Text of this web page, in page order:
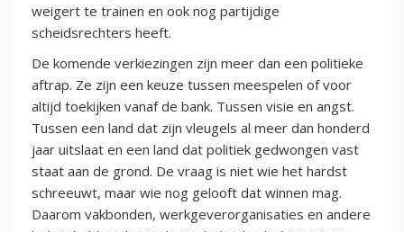
weigert te trainen en ook nog partijdige
scheidsrechters heeft.
De komende verkiezingen zijn meer dan een politieke
aftrap. Ze zijn een keuze tussen meespelen of voor
altijd toekijken vanaf de bank. Tussen visie en angst.
Tussen een land dat zijn vleugels al meer dan honderd
jaar uitslaat en een land dat politiek gedwongen vast
staat aan de grond. De vraag is niet wie het hardst
schreeuwt, maar wie nog gelooft dat winnen mag.
Daarom vakbonden, werkgeverorganisaties en andere